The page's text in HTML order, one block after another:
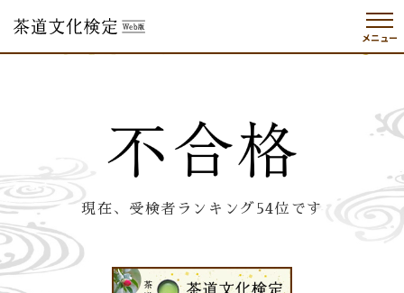
メニュー
現在、受検者ランキング54位です